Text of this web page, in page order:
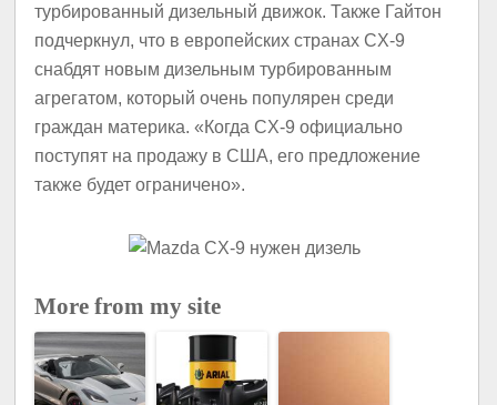
турбированный дизельный движок. Также Гайтон
подчеркнул, что в европейских странах CX-9
снабдят новым дизельным турбированным
агрегатом, который очень популярен среди
граждан материка. «Когда CX-9 официально
поступят на продажу в США, его предложение
также будет ограничено».
More from my site